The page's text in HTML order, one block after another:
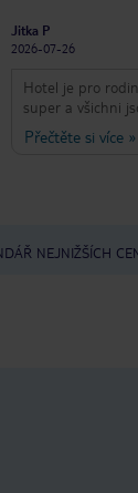
Jitka P
2026-07-26
Hotel je pro
super a všichni
atmosféra
Přečtěte si více »
NEJNIŽŠÍCH